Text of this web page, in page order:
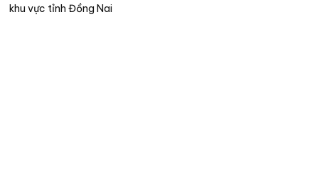
khu vực tỉnh Đồng Nai